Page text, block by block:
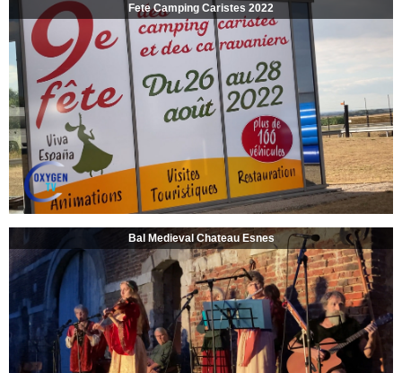
Fete Camping Caristes 2022
Bal Medieval Chateau Esnes